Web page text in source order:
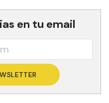
en tu email